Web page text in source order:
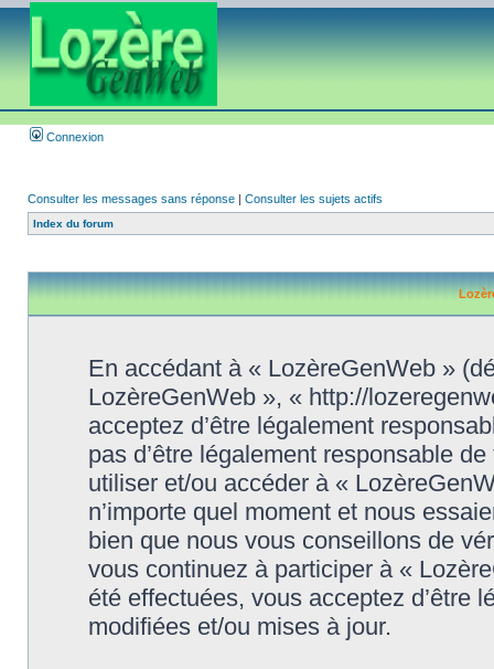
Connexion
Consulter les messages sans réponse | Consulter les sujets actifs
Index du forum
En accédant à « LozèreGenWeb »
LozèreGenWeb », « http://
acceptez d’être légalement
pas d’être légalement responsable
utiliser et/ou accéder à «
n’importe quel moment et nous
bien que nous vous conseillons de
vous continuez à participer à «
été effectuées, vous acceptez d’être
modifiées et/ou mises à jour.